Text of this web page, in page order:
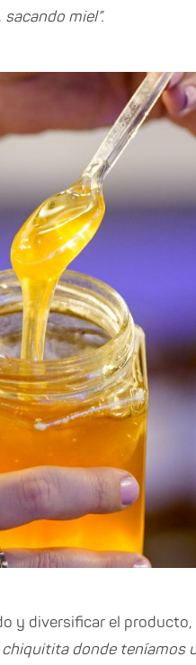
miel”.
y diversificar el
chiquitita donde teníamos